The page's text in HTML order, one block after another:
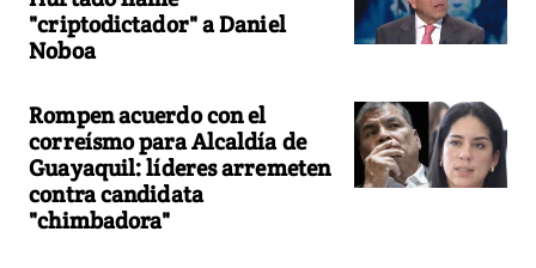
"criptodictador" a Daniel
Noboa
Rompen acuerdo con el
correísmo para Alcaldía de
Guayaquil: líderes arremeten
contra candidata
"chimbadora"